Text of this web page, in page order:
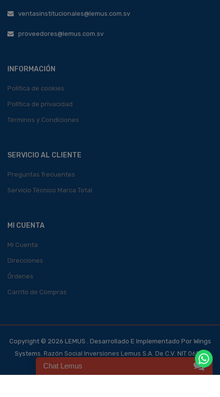
ventasinstitucionales@lemus.com.sv
proveedores@lemus.com.sv
INFORMACIÓN
Política de cookies
Política de privacidad
Términos y Condiciones
SERVICIO AL CLIENTE
Preguntas frecuentes
Servicio Técnico Marca Total
MI CUENTA
Mi Cuenta
Direcciones
Órdenes
Carrito de Compras
Copyright © 2026 LEMUS . Desarrollado E Implementado Por Wings
Systems. Razón Social Inversiones Lemus S.A. De C.V. NIT 0614-
140700-101-4, NRC 123562-0
Chat Lemus